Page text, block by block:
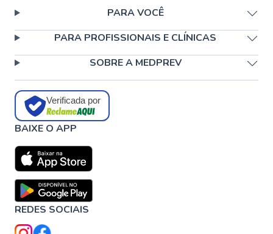
PARA VOCÊ
PARA PROFISSIONAIS E CLÍNICAS
SOBRE A MEDPREV
Verificada por
BAIXE O APP
REDES SOCIAIS